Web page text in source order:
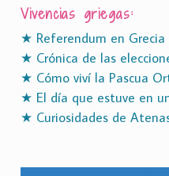
Vivencias griegas:
★ Referendum en Grecia
★ Crónica de las
★ Cómo viví la Pascua
★ El día que estuve en
★ Curiosidades de